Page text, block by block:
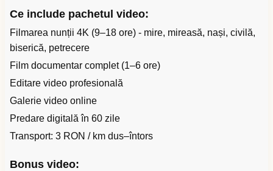
Ce include pachetul video:
Filmarea nunții 4K (9–18 ore) - mire, mireasă, nași, civilă,
biserică, petrecere
Film documentar complet (1–6 ore)
Editare video profesională
Galerie video online
Predare digitală în 60 zile
Transport: 3 RON / km dus–întors
Bonus video: